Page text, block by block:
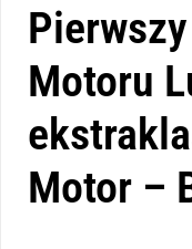
Motoru
Motor –